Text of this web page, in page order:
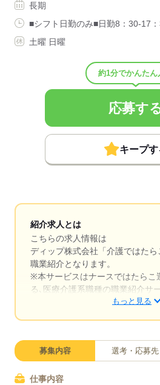
長期
■シフト日勤のみ■日勤8：30-17
土曜 日曜
約1分でかんたん
応募す
キープす
紹介求人とは
こちらの求人情報は
ディップ株式会社「介護ではたら
職業紹介となります。
※本サービスはナースではたらこ
る､医療介護系職種の職業紹介サ
★職業紹介とは？
リアアドバイザーが入職まで無料
もっと見る
募集内容 選考・応募先
仕事内容